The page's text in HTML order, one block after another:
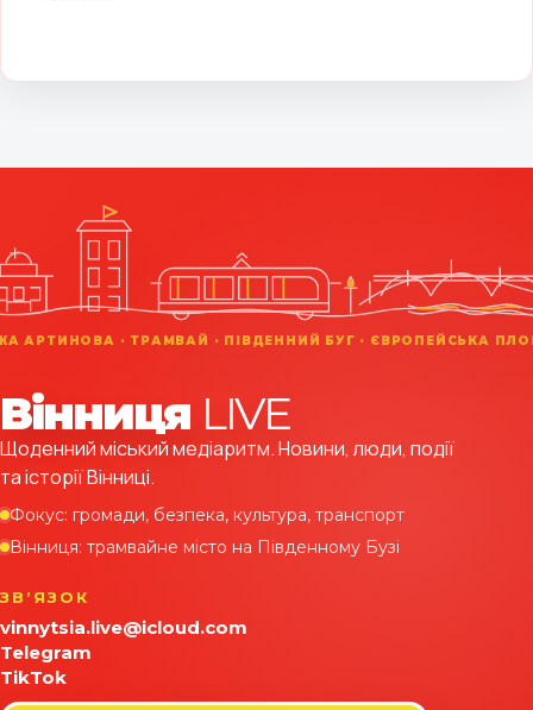
Вінниця LIVE
Щоденний міський медіаритм. Новини, люди, події
та історії Вінниці.
Фокус: громади, безпека, культура, транспорт
Вінниця: трамвайне місто на Південному Бузі
ЗВʼЯЗОК
vinnytsia.live@icloud.com
Telegram
TikTok